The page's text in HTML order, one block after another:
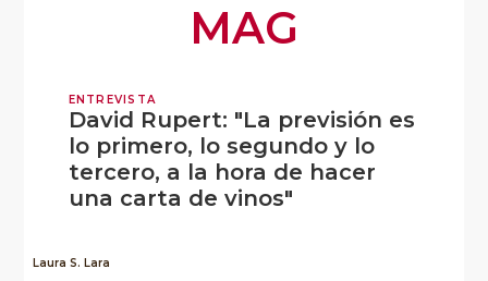
MAG
ENTREVISTA
David Rupert: "La previsión es
lo primero, lo segundo y lo
tercero, a la hora de hacer
una carta de vinos"
Laura S. Lara